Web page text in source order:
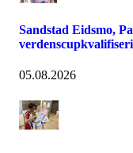
Sandstad Eidsmo,
05.08.2026